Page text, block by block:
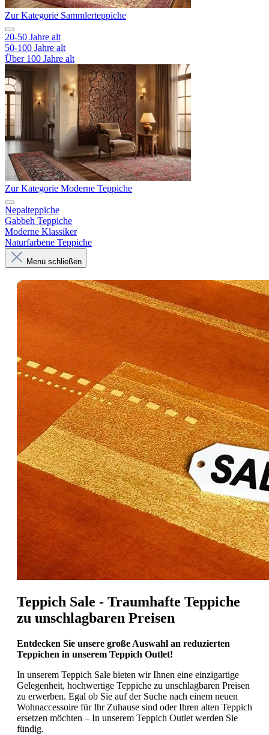
Zur Kategorie Sammlerteppiche
20-50 Jahre alt
50-100 Jahre alt
Über 100 Jahre alt
Zur Kategorie Moderne Teppiche
Nepalteppiche
Gabbeh Teppiche
Moderne Klassiker
Naturfarbene Teppiche
Menü schließen
Teppich Sale - Traumhafte Teppiche
zu unschlagbaren Preisen
Entdecken Sie unsere große Auswahl an reduzierten
Teppichen in unserem Teppich Outlet!
In unserem Teppich Sale bieten wir Ihnen eine einzigartige
Gelegenheit, hochwertige Teppiche zu unschlagbaren Preisen
zu erwerben. Egal ob Sie auf der Suche nach einem neuen
Wohnaccessoire für Ihr Zuhause sind oder Ihren alten Teppich
ersetzen möchten – In unserem Teppich Outlet werden Sie
fündig.